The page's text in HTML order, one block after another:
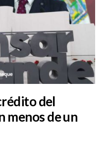
del
menos de un